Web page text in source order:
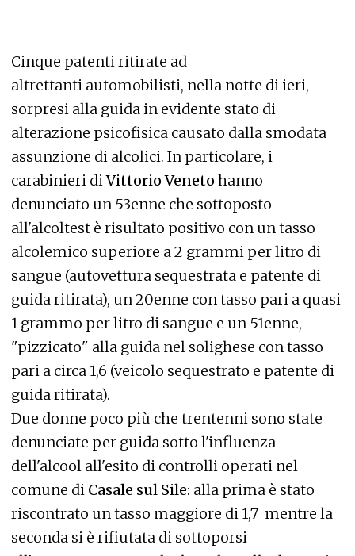
Cinque patenti ritirate ad
altrettanti automobilisti, nella notte di ieri,
sorpresi alla guida in evidente stato di
alterazione psicofisica causato dalla smodata
assunzione di alcolici. In particolare, i
carabinieri diVittorio Veneto hanno
denunciato un 53enne che sottoposto
all'alcoltest è risultato positivo con un tasso
alcolemico superiore a 2 grammi per litro di
sangue (autovettura sequestrata e patente di
guida ritirata), un 20enne con tasso pari a quasi
1 grammo per litro di sangue e un 51enne,
"pizzicato" alla guida nel solighese con tasso
pari a circa 1,6 (veicolo sequestrato e patente di
guida ritirata).
Due donne poco più che trentenni sono state
denunciate per guida sotto l'influenza
dell'alcool all'esito di controlli operati nel
comune di Casale sul Sile: alla prima è stato
riscontrato un tasso maggiore di 1,7 mentre la
seconda si è rifiutata di sottoporsi